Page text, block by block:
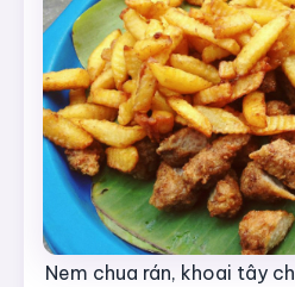
Nem chua rán, khoai tây